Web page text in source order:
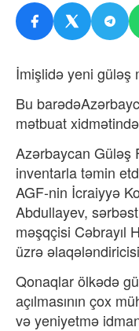
İmişlidə yeni güləş
Bu
mətbuat
Azərbaycan Güləş
inventarla təmin
AGF-nin İcraiyyə
Abdullayev,
məşqçisi Cəbrayıl
üzrə
Qonaqlar ölkədə
açılmasının çox
və yeniyetmə